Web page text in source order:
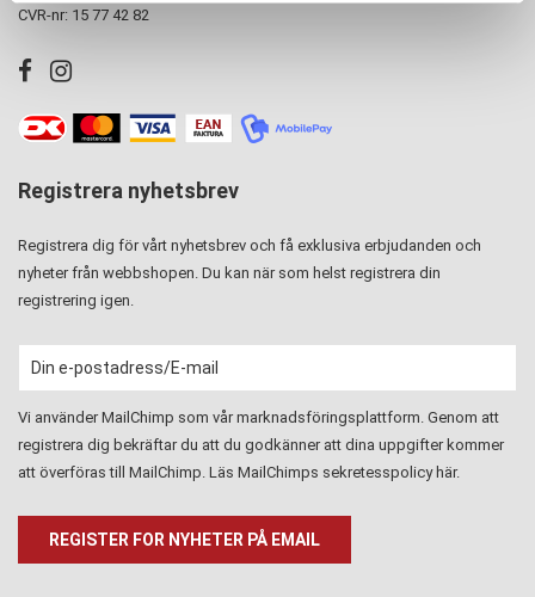
CVR-nr: 15 77 42 82
Registrera nyhetsbrev
Registrera dig för vårt nyhetsbrev och få exklusiva erbjudanden och
nyheter från webbshopen. Du kan när som helst registrera din
registrering igen.
Vi använder MailChimp som vår marknadsföringsplattform. Genom att
registrera dig bekräftar du att du godkänner att dina uppgifter kommer
att överföras till MailChimp. Läs MailChimps sekretesspolicy här.